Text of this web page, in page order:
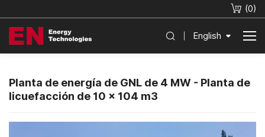
(0)
English
Planta de energía de GNL de 4 MW - Planta de
licuefacción de 10 × 104 m3